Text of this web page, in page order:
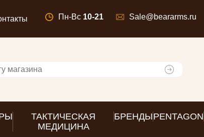
Пн-Вс 10-21 Sale@beararms.ru
ТАКТИЧЕСКАЯ
МЕДИЦИНА
БРЕНДЫPENTAGON